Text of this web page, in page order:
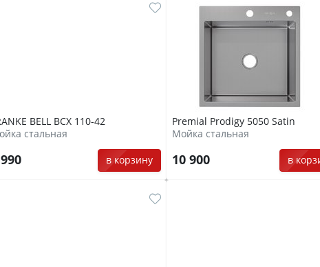
BELL BCX 110-42
стальная
в корзину
Premial Prodigy 5050 Satin
Мойка стальная
10 900 в